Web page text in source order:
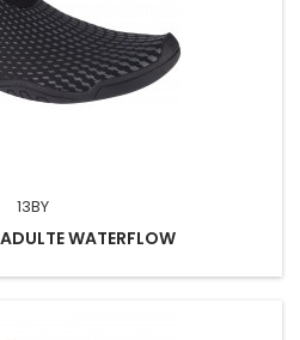
13BY
WATERFLOW